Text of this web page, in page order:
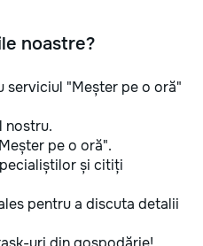
noastre?
serviciul "Meșter pe o oră"
nostru.
pe o oră".
și citiți
pentru a discuta detalii